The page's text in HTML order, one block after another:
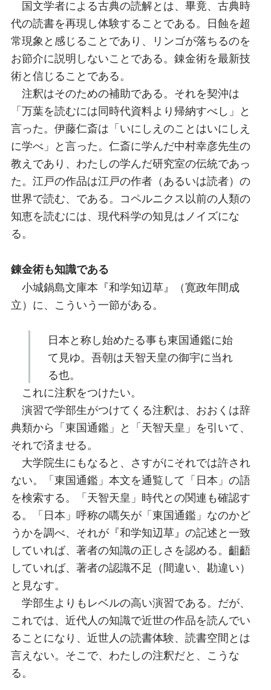
国文学者による古典の読解とは、畢竟、古典時
代の読書を再現し体験することである。日蝕を超
常現象と感じることであり、リンゴが落ちるのを
お節介に説明しないことである。錬金術を最新技
術と信じることである。
注釈はそのための補助である。それを契沖は
「万葉を読むには同時代資料より帰納すべし」と
言った。伊藤仁斎は「いにしえのことはいにしえ
に学べ」と言った。仁斎に学んだ中村幸彦先生の
教えであり、わたしの学んだ研究室の伝統であっ
た。江戸の作品は江戸の作者（あるいは読者）の
世界で読む、である。コペルニクス以前の人類の
知恵を読むには、現代科学の知見はノイズにな
る。
錬金術も知識である
小城鍋島文庫本『和学知辺草』（寛政年間成
立）に、こういう一節がある。
日本と称し始めたる事も東国通鑑に始
て見ゆ。吾朝は天智天皇の御宇に当れ
る也。
これに注釈をつけたい。
演習で学部生がつけてくる注釈は、おおくは辞
典類から「東国通鑑」と「天智天皇」を引いて、
それで済ませる。
大学院生にもなると、さすがにそれでは許され
ない。「東国通鑑」本文を通覧して「日本」の語
を検索する。「天智天皇」時代との関連も確認す
る。「日本」呼称の嚆矢が「東国通鑑」なのかど
うかを調べ、それが『和学知辺草』の記述と一致
していれば、著者の知識の正しさを認める。齟齬
していれば、著者の認識不足（間違い、勘違い）
と見なす。
学部生よりもレベルの高い演習である。だが、
これでは、近代人の知識で近世の作品を読んでい
ることになり、近世人の読書体験、読書空間とは
言えない。そこで、わたしの注釈だと、こうな
る。